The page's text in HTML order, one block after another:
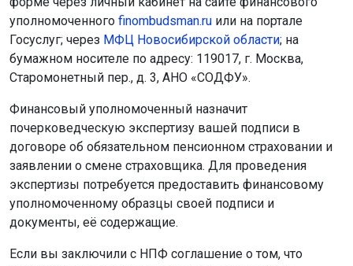
уполномоченного finombudsman.ru или на портале
Госуслуг; через МФЦ Новосибирской области; на
бумажном носителе по адресу: 119017, г. Москва,
Старомонетный пер., д. 3, АНО «СОДФУ».
Финансовый уполномоченный назначит
почерковедческую экспертизу вашей подписи в
договоре об обязательном пенсионном страховании и
заявлении о смене страховщика. Для проведения
экспертизы потребуется предоставить финансовому
уполномоченному образцы своей подписи и
документы, её содержащие.
Если вы заключили с НПФ соглашение о том, что